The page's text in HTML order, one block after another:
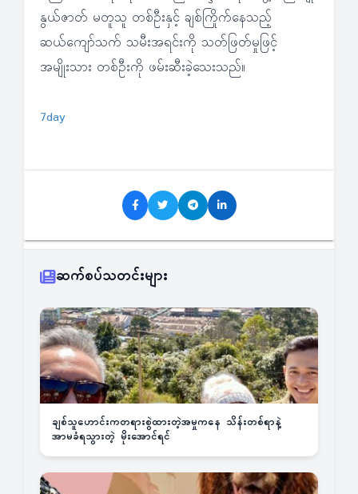
နွယ်ဇာတ် မတူသူ တစ်ဦးနှင့် ချစ်ကြိုက်နေသည့်
ဆယ်ကျော်သက် သမီးအရင်းကို သတ်ဖြတ်မှုဖြင့်
အမျိုးသား တစ်ဦးကို ဖမ်းဆီးခဲ့သေးသည်။
7day
ဆက်စပ်သတင်းများ
ချစ်သူဟောင်းကတရားစွဲထားတဲ့အမှုကနေ သိန်းတစ်ရာနဲ့
အာမခံရသွားတဲ့ မိုးအောင်ရင်